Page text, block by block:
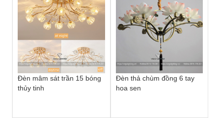
Đèn mâm sát trần 15 bóng
thủy tinh
Đèn thả chùm đồng 6 tay
hoa sen